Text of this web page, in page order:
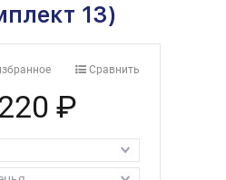
13)
Сравнить
₽